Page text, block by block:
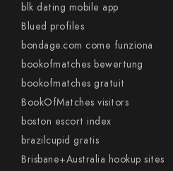
blk dating mobile app
Blued profiles
bondage.com come funziona
bookofmatches bewertung
bookofmatches gratuit
BookOfMatches visitors
boston escort index
brazilcupid gratis
Brisbane+Australia hookup sites